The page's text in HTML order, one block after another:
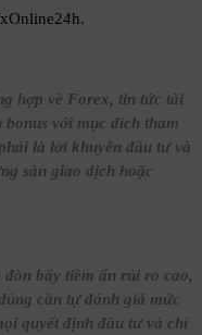
hợp về Forex, tin tức tài
với mục đích tham
là lời khuyên đầu tư và
sàn giao dịch hoặc
bẩy tiềm ẩn rủi ro cao,
cần tự đánh giá mức
quyết định đầu tư và chỉ